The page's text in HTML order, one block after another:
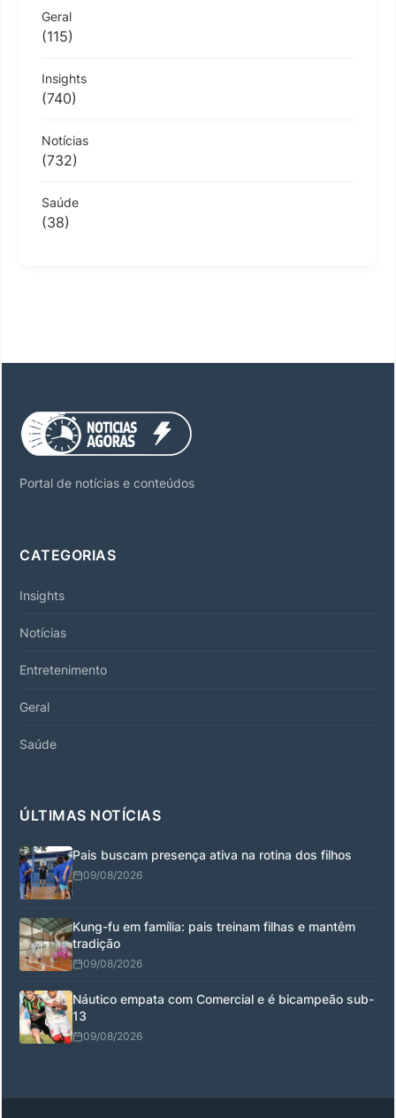
Geral
(115)
Insights
(740)
Notícias
(732)
Saúde
(38)
Portal de notícias e conteúdos
CATEGORIAS
Insights
Notícias
Entretenimento
Geral
Saúde
ÚLTIMAS NOTÍCIAS
Pais buscam presença ativa na rotina dos filhos
09/08/2026
Kung-fu em família: pais treinam filhas e mantêm
tradição
09/08/2026
Náutico empata com Comercial e é bicampeão sub-
13
09/08/2026